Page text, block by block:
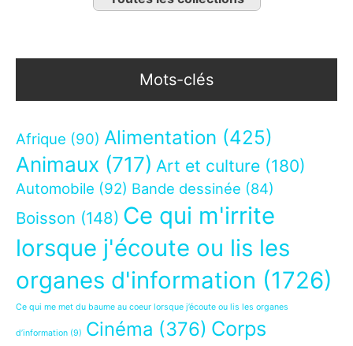
Mots-clés
Afrique (90) Alimentation (425)
Animaux (717) Art et culture (180)
Automobile (92) Bande dessinée (84)
Boisson (148) Ce qui m'irrite
lorsque j'écoute ou lis les
organes d'information (1726)
Ce qui me met du baume au coeur lorsque j’écoute ou lis les organes
d’information (9) Cinéma (376) Corps